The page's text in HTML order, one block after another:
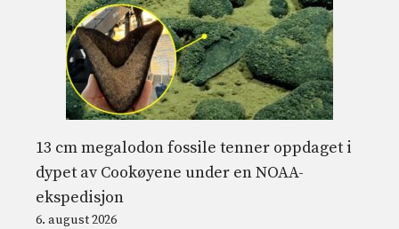
13 cm megalodon fossile tenner oppdaget i
dypet av Cookøyene under en NOAA-
ekspedisjon
6. august 2026